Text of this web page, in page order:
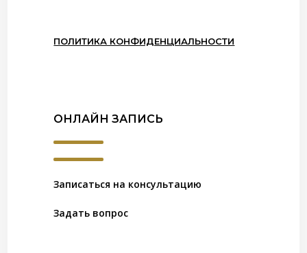
ПОЛИТИКА КОНФИДЕНЦИАЛЬНОСТИ
ОНЛАЙН ЗАПИСЬ
Записаться на консультацию
Задать вопрос